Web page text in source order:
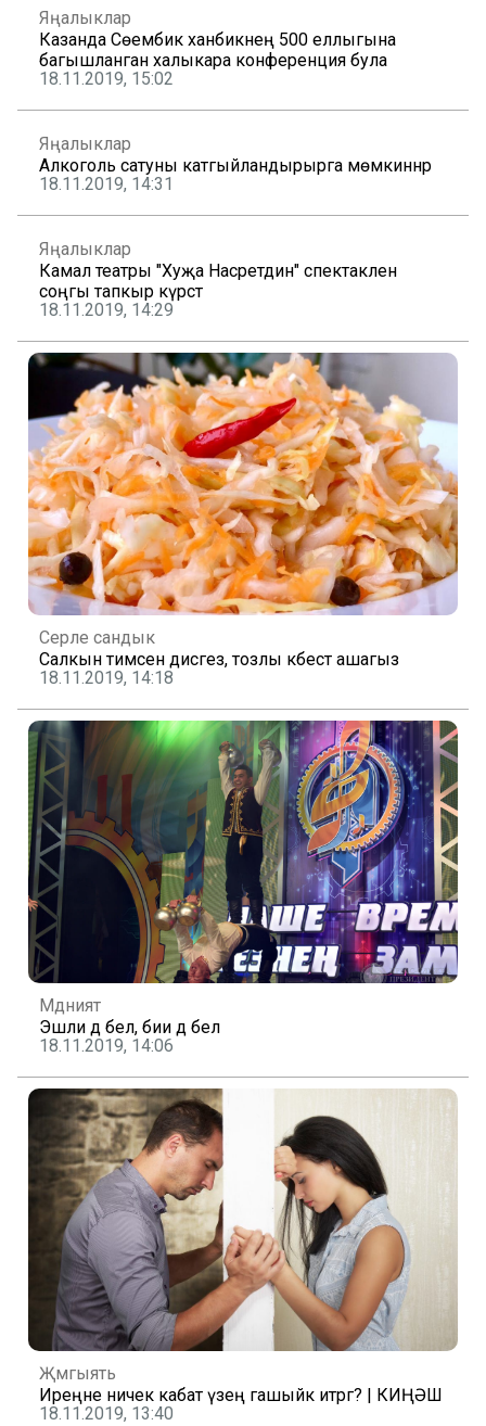
Яңалыклар
Казанда Сөембикә ханбикәнең 500 еллыгына
багышланган халыкара конференция була
18.11.2019, 15:02
Яңалыклар
Алкоголь сатуны катгыйландырырга мөмкиннәр
18.11.2019, 14:31
Яңалыклар
Камал театры "Хуҗа Насретдин" спектаклен
соңгы тапкыр күрсәтә
18.11.2019, 14:29
Серле сандык
Салкын тимәсен дисәгез, тозлы кәбестә ашагыз
18.11.2019, 14:18
Мәдәният
Эшли дә бел, бии дә бел
18.11.2019, 14:06
Җәмгыять
Иреңне ничек кабат үзеңә гашыйк итәргә? | КИҢӘШ
18.11.2019, 13:40